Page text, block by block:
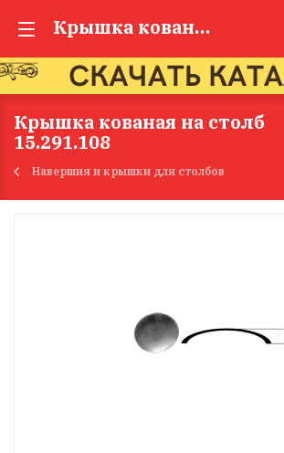
Крышка кованая на столб 15.291.108
Крышка кованая на столб
15.291.108
Навершия и крышки для столбов